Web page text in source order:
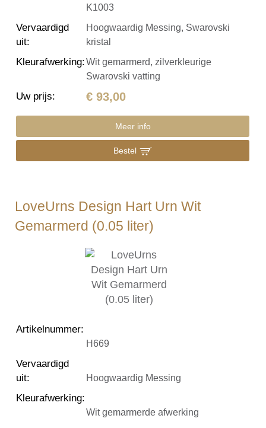
K1003
Vervaardigd
uit:
Hoogwaardig Messing, Swarovski
kristal
Kleurafwerking:Wit gemarmerd, zilverkleurige
Swarovski vatting
Uw prijs: € 93,00
Meer info
Bestel
LoveUrns Design Hart Urn Wit
Gemarmerd (0.05 liter)
Artikelnummer:
H669
Vervaardigd
uit: Hoogwaardig Messing
Kleurafwerking:
Wit gemarmerde afwerking